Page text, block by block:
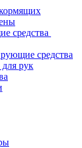
средства
средства
для рук